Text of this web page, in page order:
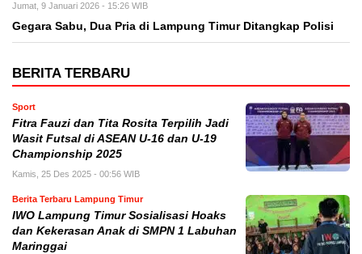
Jumat, 9 Januari 2026 - 15:26 WIB
Gegara Sabu, Dua Pria di Lampung Timur Ditangkap Polisi
BERITA TERBARU
Sport
Fitra Fauzi dan Tita Rosita Terpilih Jadi
Wasit Futsal di ASEAN U-16 dan U-19
Championship 2025
Kamis, 25 Des 2025 - 00:56 WIB
Berita Terbaru Lampung Timur
IWO Lampung Timur Sosialisasi Hoaks
dan Kekerasan Anak di SMPN 1 Labuhan
Maringgai